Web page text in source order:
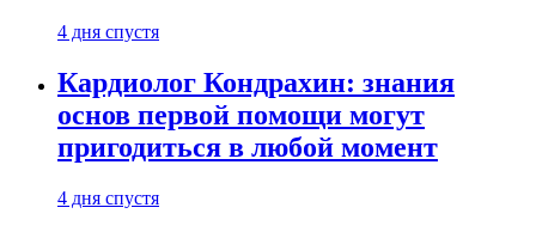
4 дня спустя
Кардиолог Кондрахин: знания
основ первой помощи могут
пригодиться в любой момент
4 дня спустя